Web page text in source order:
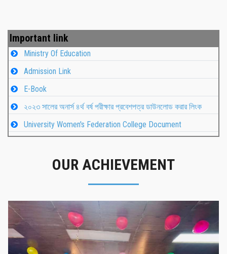
Important link
Ministry Of Education
Admission Link
E-Book
২০২৩ সালের অনার্স ৪র্থ বর্ষ পরীক্ষার প্রবেশপত্র ডাউনলোড করার লিংক
University Women's Federation College Document
OUR ACHIEVEMENT